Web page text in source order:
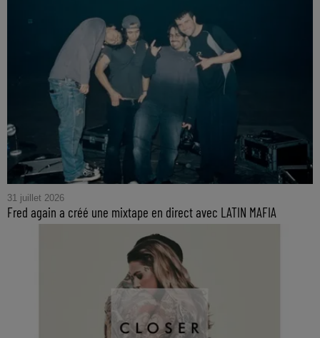
31 juillet 2026
Fred again a créé une mixtape en direct avec LATIN MAFIA